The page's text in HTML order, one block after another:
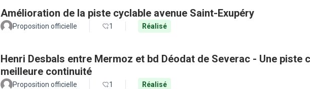
Amélioration de la piste cyclable avenue Saint-Exupéry
Proposition officielle 1 Réalisé
Henri Desbals entre Mermoz et bd Déodat de Severac - Une piste
meilleure continuité
Proposition officielle 1 Réalisé